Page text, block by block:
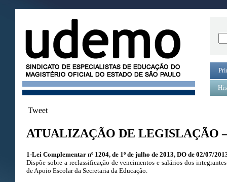
Tweet
ATUALIZAÇÃO DE LEGISLAÇÃO
1-Lei Complementar nº 1204, de 1º de julho de 2013, DO de 02/07/
Dispõe sobre a reclassificação de vencimentos e salários dos
de Apoio Escolar da Secretaria da Educação.